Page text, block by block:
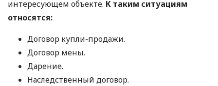
интересующем объекте. К таким ситуациям
относятся:
Договор купли-продажи.
Договор мены.
Дарение.
Наследственный договор.